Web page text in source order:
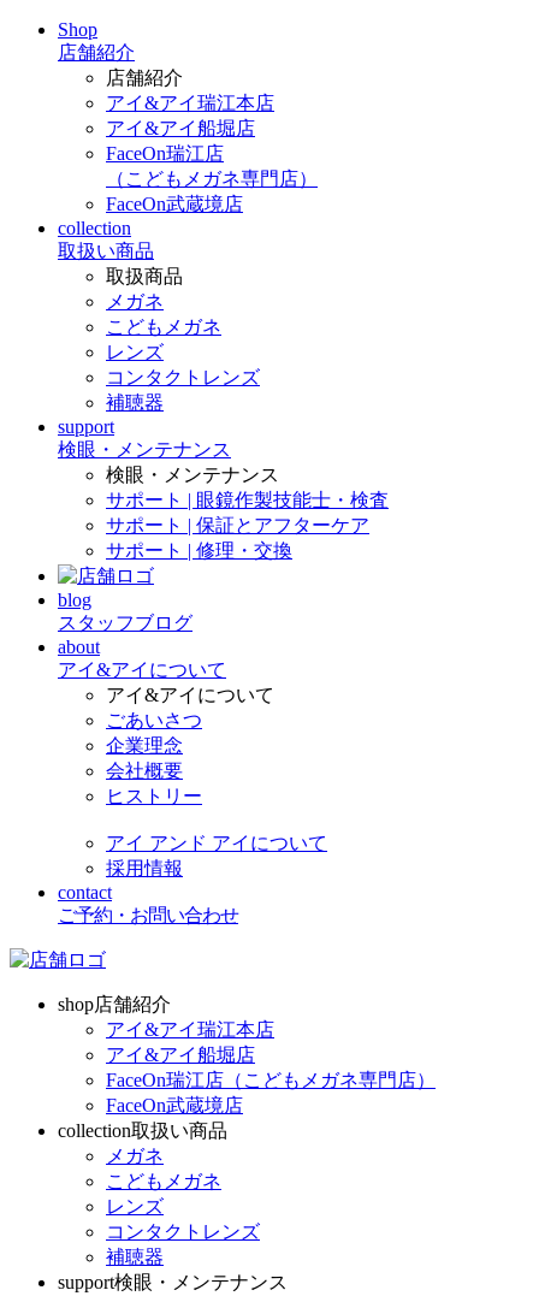
Shop
店舗紹介
店舗紹介
アイ&アイ瑞江本店
アイ&アイ船堀店
FaceOn瑞江店
（こどもメガネ専門店）
FaceOn武蔵境店
collection
取扱い商品
取扱商品
メガネ
こどもメガネ
レンズ
コンタクトレンズ
補聴器
support
検眼・メンテナンス
検眼・メンテナンス
サポート | 眼鏡作製技能士・検査
サポート | 保証とアフターケア
サポート | 修理・交換
blog
スタッフブログ
about
アイ&アイについて
アイ&アイについて
ごあいさつ
企業理念
会社概要
ヒストリー
アイ アンド アイについて
採用情報
contact
ご予約・お問い合わせ
shop店舗紹介
アイ&アイ瑞江本店
アイ&アイ船堀店
FaceOn瑞江店（こどもメガネ専門店）
FaceOn武蔵境店
collection取扱い商品
メガネ
こどもメガネ
レンズ
コンタクトレンズ
補聴器
support検眼・メンテナンス